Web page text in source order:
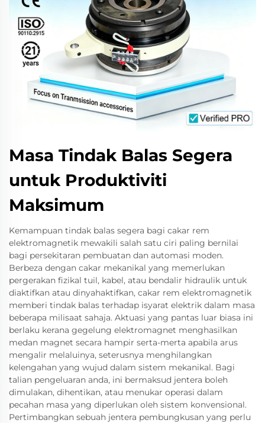
Masa Tindak Balas Segera
untuk Produktiviti
Maksimum
Kemampuan tindak balas segera bagi cakar rem
elektromagnetik mewakili salah satu ciri paling bernilai
bagi persekitaran pembuatan dan automasi moden.
Berbeza dengan cakar mekanikal yang memerlukan
pergerakan fizikal tuil, kabel, atau bendalir hidraulik untuk
diaktifkan atau dinyahaktifkan, cakar rem elektromagnetik
memberi tindak balas terhadap isyarat elektrik dalam masa
beberapa milisaat sahaja. Aktuasi yang pantas luar biasa ini
berlaku kerana gegelung elektromagnet menghasilkan
medan magnet secara hampir serta-merta apabila arus
mengalir melaluinya, seterusnya menghilangkan
kelengahan yang wujud dalam sistem mekanikal. Bagi
talian pengeluaran anda, ini bermaksud jentera boleh
dimulakan, dihentikan, atau menukar operasi dalam
pecahan masa yang diperlukan oleh sistem konvensional.
Pertimbangkan sebuah jentera pembungkusan yang perlu